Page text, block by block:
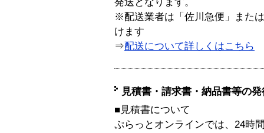
発送となります。
※配送業者は「佐川急便」また
けます
⇒配送について詳しくはこちら
見積書・請求書・納品書等の
■見積書について
ぷらっとオンラインでは、24時